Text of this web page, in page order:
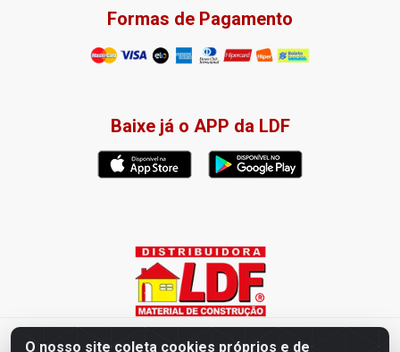
O nosso site coleta cookies próprios e de
Formas de Pagamento
Baixe já o APP da LDF
Distribuidora LDF - Av. Presidente Tancredo Neves, 203 – Bairro